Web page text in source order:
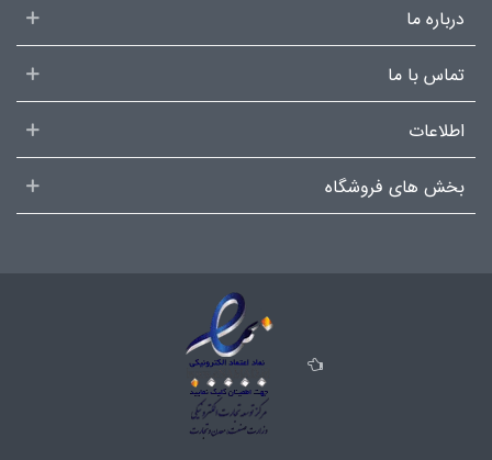
درباره ما
تماس با ما
اطلاعات
بخش های فروشگاه